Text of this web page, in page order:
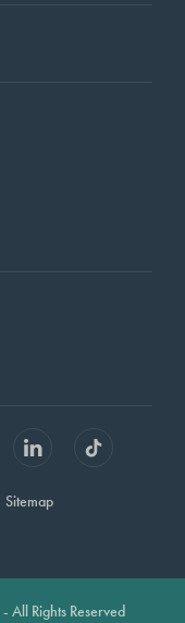
Sitemap
All Rights Reserved